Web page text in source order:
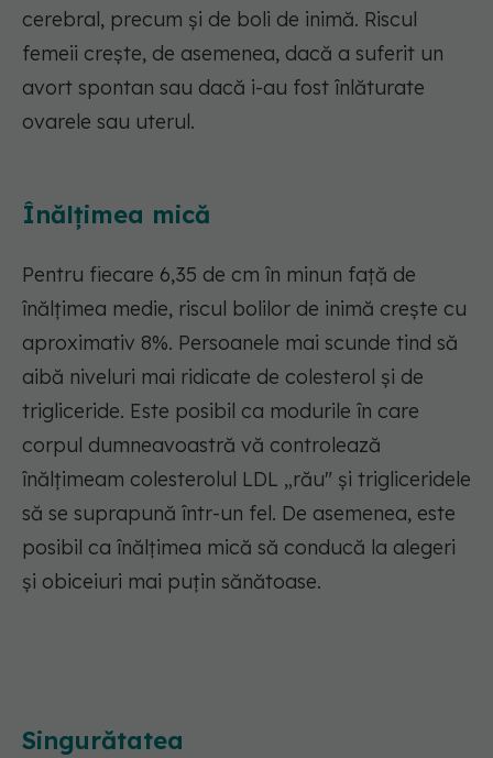
cerebral, precum și de boli de inimă. Riscul
femeii crește, de asemenea, dacă a suferit un
avort spontan sau dacă i-au fost înlăturate
ovarele sau uterul.
Înălțimea mică
Pentru fiecare 6,35 de cm în minun față de
înălțimea medie, riscul bolilor de inimă crește cu
aproximativ 8%. Persoanele mai scunde tind să
aibă niveluri mai ridicate de colesterol și de
trigliceride. Este posibil ca modurile în care
corpul dumneavoastră vă controlează
înălțimeam colesterolul LDL „rău" și trigliceridele
să se suprapună într-un fel. De asemenea, este
posibil ca înălțimea mică să conducă la alegeri
și obiceiuri mai puțin sănătoase.
Singurătatea